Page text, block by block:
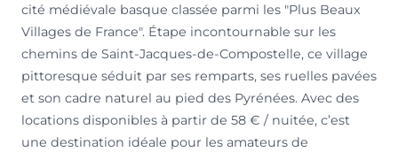
cité médiévale basque classée parmi les "Plus Beaux
Villages de France". Étape incontournable sur les
chemins de Saint-Jacques-de-Compostelle, ce village
pittoresque séduit par ses remparts, ses ruelles pavées
et son cadre naturel au pied des Pyrénées. Avec des
locations disponibles à partir de 58 € / nuitée, c’est
une destination idéale pour les amateurs de